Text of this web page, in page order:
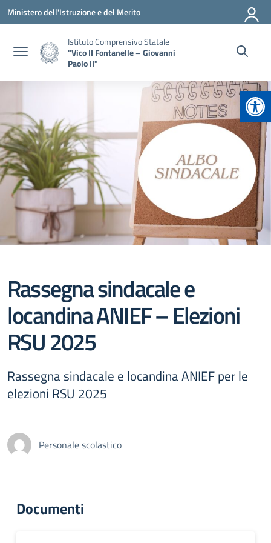
Vai ai contenuti
Vai al menu di navigazione
Vai al footer
Ministero dell'Istruzione e del Merito
Istituto Comprensivo Statale
"Vico II Fontanelle – Giovanni
Paolo II"
Rassegna sindacale e
locandina ANIEF – Elezioni
RSU 2025
Rassegna sindacale e locandina ANIEF per le
elezioni RSU 2025
Personale scolastico
Documenti